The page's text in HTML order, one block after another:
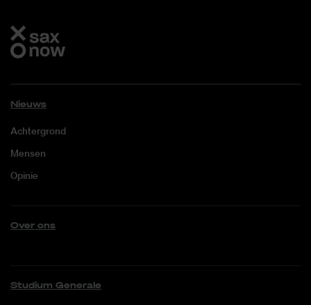
Nieuws
Achtergrond
Mensen
Opinie
Over ons
Studium Generale